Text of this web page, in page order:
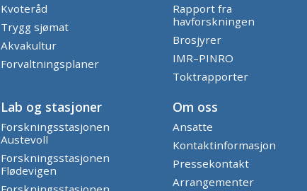
Kvoteråd
Trygg sjømat
Akvakultur
Forvaltningsplaner
Rapport fra
havforskningen
Brosjyrer
IMR–PINRO
Toktrapporter
Lab og stasjoner
Forskningsstasjonen
Austevoll
Forskningsstasjonen
Flødevigen
Om oss
Ansatte
Kontaktinformasjon
Pressekontakt
Arrangementer